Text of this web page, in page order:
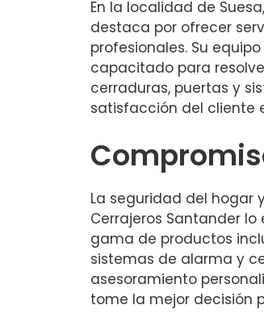
En la localidad de
destaca por ofrecer
profesionales. Su
capacitado para
cerraduras, puertas y
satisfacción del cliente
La seguridad del hogar
Cerrajeros Santander
gama de productos
sistemas de alarma y
asesoramiento
tome la mejor decisión